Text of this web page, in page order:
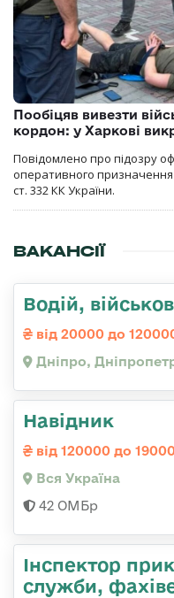
Пообіцяв вивезти
кордон: у Харкові
Повідомлено про підозру
оперативного призначення
ст. 332 КК України.
ВАКАНСІЇ
Водій,
від 20000 до
Дніпро,
Навідник
від 120000 до
Вся Україна
42 ОМБр
Інспектор
служби,